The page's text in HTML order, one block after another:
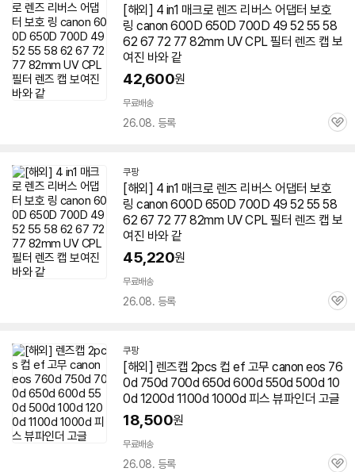
[해외] 4 in1 매크로 렌즈 리버스 어댑터 보호
링 canon 600D 650D 700D 49 52 55 58
62 67 72 77 82mm UV CPL 필터 렌즈 캡 보
여진 바와 같
42,600원
무료배송
26.08. 등록
관
쿠팡
[해외] 4 in1 매크로 렌즈 리버스 어댑터 보호
링 canon 600D 650D 700D 49 52 55 58
62 67 72 77 82mm UV CPL 필터 렌즈 캡 보
여진 바와 같
45,220원
무료배송
26.08. 등록
관
쿠팡
[해외] 렌즈캡 2pcs 컵 ef 고무 canon eos 76
0d 750d 700d 650d 600d 550d 500d 10
0d 1200d 1100d 1000d 피스 뷰파인더 고글
18,500원
무료배송
26.08. 등록